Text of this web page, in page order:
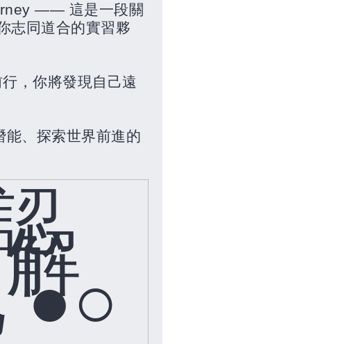
—— 這是一段關
志同道合的實習夥
，你將發現自己遠
能、探索世界前進的
●○